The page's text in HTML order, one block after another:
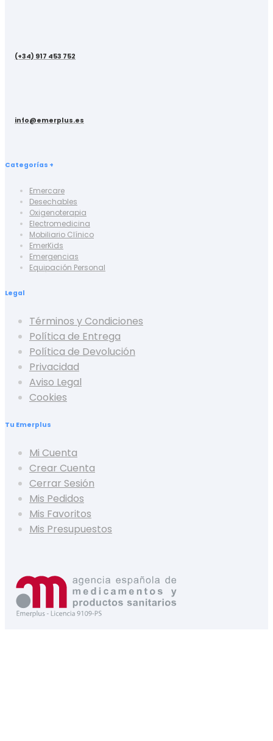
(+34) 917 453 752
info@emerplus.es
Categorías +
Emercare
Desechables
Oxigenoterapia
Electromedicina
Mobiliario Clínico
EmerKids
Emergencias
Equipación Personal
Legal
Términos y Condiciones
Política de Entrega
Política de Devolución
Privacidad
Aviso Legal
Cookies
Tu Emerplus
Mi Cuenta
Crear Cuenta
Cerrar Sesión
Mis Pedidos
Mis Favoritos
Mis Presupuestos